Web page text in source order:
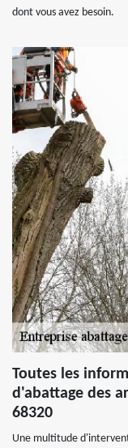
dont vous avez besoin.
Toutes les
d'abattage des
68320
Une multitude